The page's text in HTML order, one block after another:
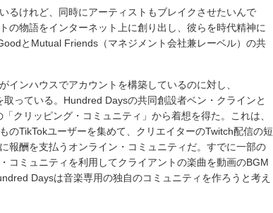
るけれど、同時にアーティストもブレイクさせたいんで
の物語をインターネット上に創り出し、彼らを時代精神に
とMutual Friends（マネジメント会社兼レーベル）の共
ンハウスでアカウントを構築しているのに対し、
っている。Hundred Daysの共同創設者ベン・クラインと
クリッピング・コミュニティ」から着想を得た。これは、
のTikTokユーザーを集めて、クリエイターのTwitch配信の短
報酬を支払うオンライン・コミュニティだ。すでに一部の
コミュニティを利用してクライアントの楽曲を動画のBGM
Daysは音楽専用の独自のコミュニティを作ろうと考え